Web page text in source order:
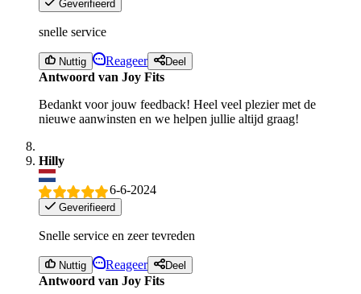
Geverifieerd
snelle service
Nuttig Reageer Deel
Antwoord van Joy Fits
Bedankt voor jouw feedback! Heel veel plezier met de
nieuwe aanwinsten en we helpen jullie altijd graag!
Hilly
6-6-2024
Geverifieerd
Snelle service en zeer tevreden
Nuttig Reageer Deel
Antwoord van Joy Fits